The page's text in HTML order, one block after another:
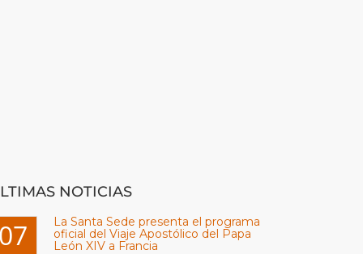
NOTICIAS
La Santa Sede presenta el programa
oficial del Viaje Apostólico del Papa
León XIV a Francia